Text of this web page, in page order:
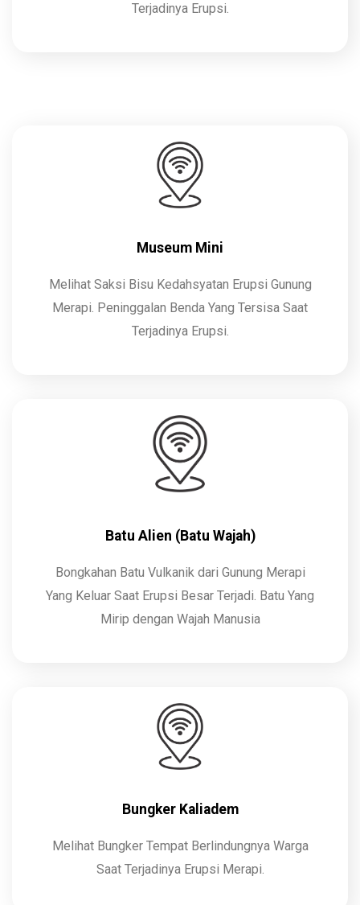
Terjadinya Erupsi.
Museum Mini
Melihat Saksi Bisu Kedahsyatan Erupsi Gunung
Merapi. Peninggalan Benda Yang Tersisa Saat
Terjadinya Erupsi.
Batu Alien (Batu Wajah)
Bongkahan Batu Vulkanik dari Gunung Merapi
Yang Keluar Saat Erupsi Besar Terjadi. Batu Yang
Mirip dengan Wajah Manusia
Bungker Kaliadem
Melihat Bungker Tempat Berlindungnya Warga
Saat Terjadinya Erupsi Merapi.